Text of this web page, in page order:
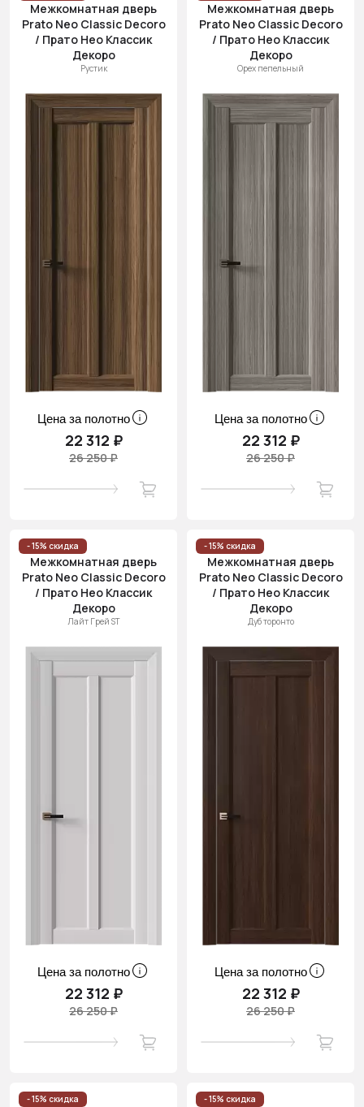
Межкомнатная дверь
Prato Neo Classic Decoro
/ Прато Нео Классик
Декоро
Рустик
Цена за полотно
22 312 ₽
26 250 ₽
Межкомнатная дверь
Prato Neo Classic Decoro
/ Прато Нео Классик
Декоро
Орех пепельный
Цена за полотно
22 312 ₽
26 250 ₽
- 15% скидка
Межкомнатная дверь
Prato Neo Classic Decoro
/ Прато Нео Классик
Декоро
Лайт Грей ST
Цена за полотно
22 312 ₽
26 250 ₽
- 15% скидка
Межкомнатная дверь
Prato Neo Classic Decoro
/ Прато Нео Классик
Декоро
Дуб торонто
Цена за полотно
22 312 ₽
26 250 ₽
- 15% скидка - 15% скидка